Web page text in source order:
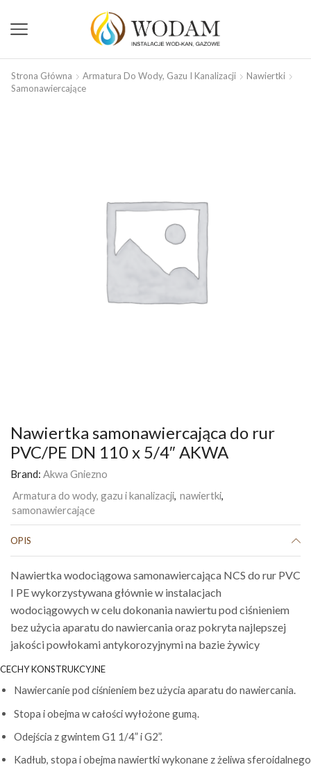
Strona Główna Armatura Do Wody, Gazu I Kanalizacji
Nawiertki
Samonawiercające
Nawiertka samonawiercająca do rur
PVC/PE DN 110 x 5/4″ AKWA
Brand: Akwa Gniezno
Armatura do wody, gazu i kanalizacji, nawiertki,
samonawiercające
OPIS
Nawiertka wodociągowa samonawiercająca NCS do rur PVC
I PE wykorzystywana głównie w instalacjach
wodociągowych w celu dokonania nawiertu pod ciśnieniem
bez użycia aparatu do nawiercania oraz pokryta najlepszej
jakości powłokami antykorozyjnymi na bazie żywicy
CECHY KONSTRUKCYJNE
Nawiercanie pod ciśnieniem bez użycia aparatu do nawiercania.
Stopa i obejma w całości wyłożone gumą.
Odejścia z gwintem G1 1/4” i G2”.
Kadłub, stopa i obejma nawiertki wykonane z żeliwa sferoidalnego